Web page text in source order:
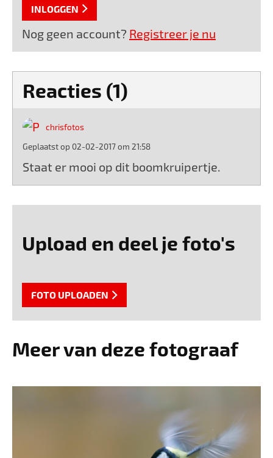
INLOGGEN
Nog geen account? Registreer je nu
Reacties (1)
chrisfotos
Geplaatst op 02-02-2017 om 21:58
Staat er mooi op dit boomkruipertje.
Upload en deel je foto's
FOTO UPLOADEN
Meer van deze fotograaf